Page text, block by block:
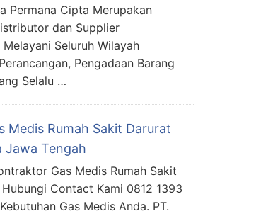
Permana Cipta Merupakan
dan Supplier
Seluruh Wilayah
Pengadaan Barang
Selalu …
Medis Rumah Sakit Darurat
Jawa Tengah
Gas Medis Rumah Sakit
Hubungi Contact Kami 0812 1393
Gas Medis Anda. PT.